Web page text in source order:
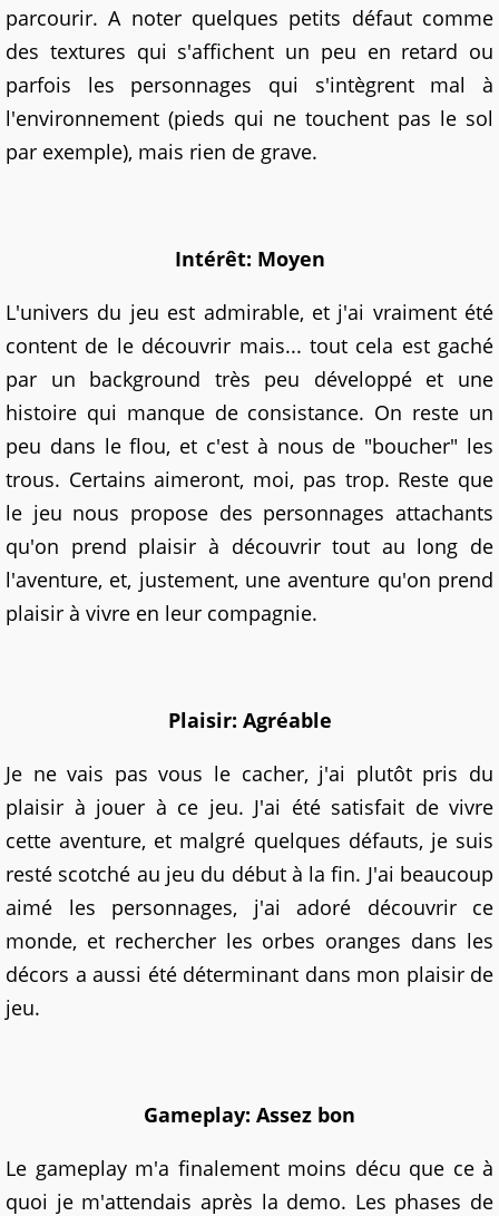
parcourir. A noter quelques petits défaut comme
des textures qui s'affichent un peu en retard ou
parfois les personnages qui s'intègrent mal à
l'environnement (pieds qui ne touchent pas le sol
par exemple), mais rien de grave.
Intérêt: Moyen
L'univers du jeu est admirable, et j'ai vraiment été
content de le découvrir mais... tout cela est gaché
par un background très peu développé et une
histoire qui manque de consistance. On reste un
peu dans le flou, et c'est à nous de "boucher" les
trous. Certains aimeront, moi, pas trop. Reste que
le jeu nous propose des personnages attachants
qu'on prend plaisir à découvrir tout au long de
l'aventure, et, justement, une aventure qu'on prend
plaisir à vivre en leur compagnie.
Plaisir: Agréable
Je ne vais pas vous le cacher, j'ai plutôt pris du
plaisir à jouer à ce jeu. J'ai été satisfait de vivre
cette aventure, et malgré quelques défauts, je suis
resté scotché au jeu du début à la fin. J'ai beaucoup
aimé les personnages, j'ai adoré découvrir ce
monde, et rechercher les orbes oranges dans les
décors a aussi été déterminant dans mon plaisir de
jeu.
Gameplay: Assez bon
Le gameplay m'a finalement moins décu que ce à
quoi je m'attendais après la demo. Les phases de